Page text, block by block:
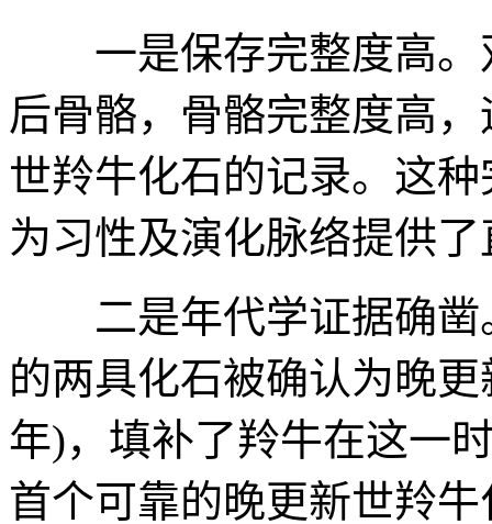
一是保存完整度高。
后骨骼，骨骼完整度高
世羚牛化石的记录。这
为习性及演化脉络提供
二是年代学证据确凿
的两具化石被确认为晚
年)，填补了羚牛在这一
首个可靠的晚更新世羚